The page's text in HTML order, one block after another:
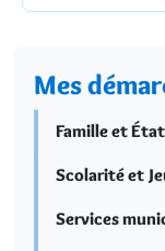
Mes
Famille et
Scolarité et
Services